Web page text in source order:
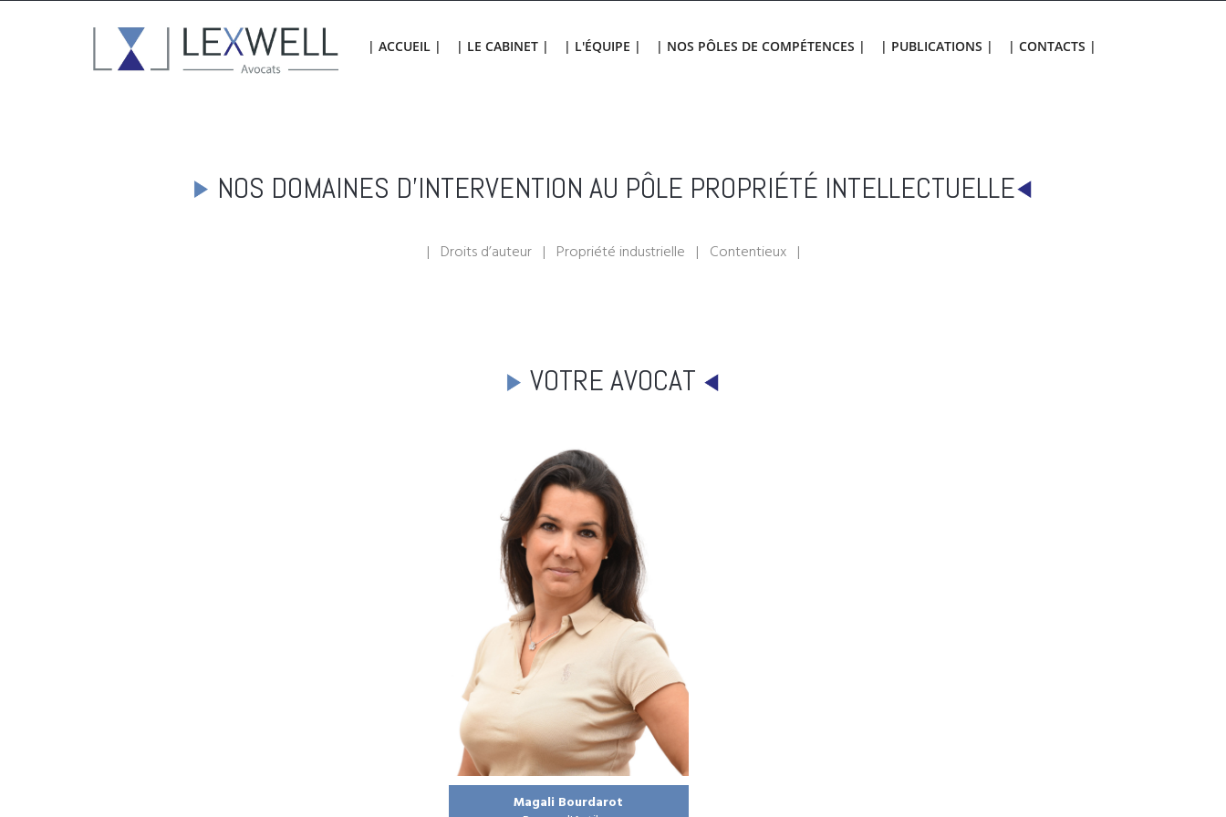
| ACCUEIL | | LE CABINET | | L'ÉQUIPE | | NOS PÔLES DE COMPÉTENCES | | PUBLICATIONS | | CONTACTS |
NOS DOMAINES D'INTERVENTION AU PÔLE PROPRIÉTÉ INTELLECTUELLE
| Droits d’auteur | Propriété industrielle | Contentieux |
VOTRE AVOCAT
Magali Bourdarot